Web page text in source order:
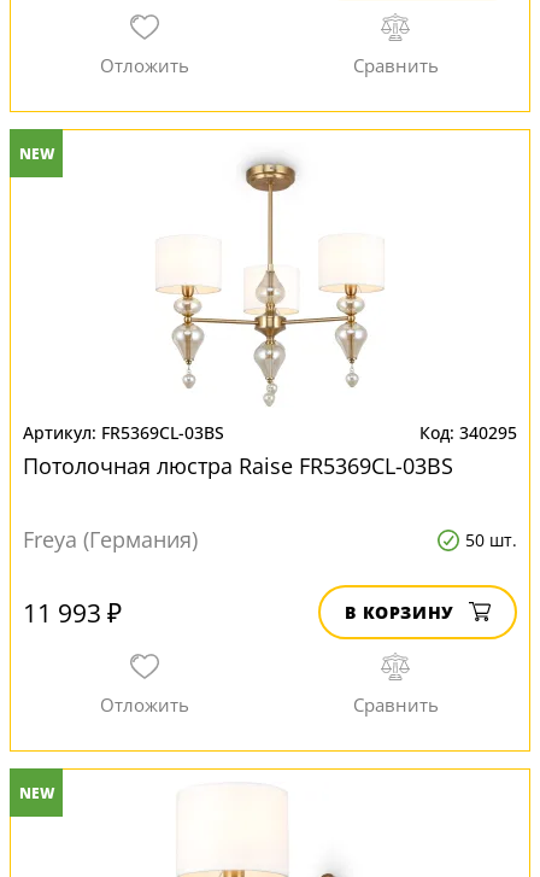
NEW
FR5369CL-03BS 340295
Потолочная люстра Raise FR5369CL-03BS
Freya (Германия) 50 шт.
11 993 ₽ В КОРЗИНУ
NEW